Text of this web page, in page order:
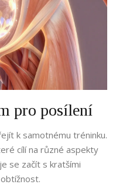
pro posílení
k samotnému tréninku.
cílí na různé aspekty
se začít s kratšími